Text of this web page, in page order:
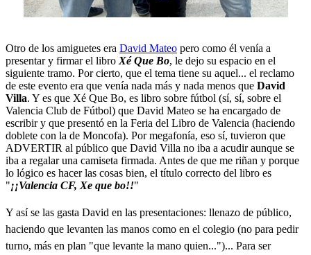
Otro de los amiguetes era David Mateo pero como él venía a
presentar y firmar el libro Xé Que Bo, le dejo su espacio en el
siguiente tramo. Por cierto, que el tema tiene su aquel... el reclamo
de este evento era que venía nada más y nada menos que David
Villa. Y es que Xé Que Bo, es libro sobre fútbol (sí, sí, sobre el
Valencia Club de Fútbol) que David Mateo se ha encargado de
escribir y que presentó en la Feria del Libro de Valencia (haciendo
doblete con la de Moncofa). Por megafonía, eso sí, tuvieron que
ADVERTIR al público que David Villa no iba a acudir aunque se
iba a regalar una camiseta firmada. Antes de que me riñan y porque
lo lógico es hacer las cosas bien, el título correcto del libro es
"¡¡Valencia CF, Xe que bo!!"
Y así se las gasta David en las presentaciones: llenazo de público,
haciendo que levanten las manos como en el colegio (no para pedir
turno, más en plan "que levante la mano quien...")... Para ser